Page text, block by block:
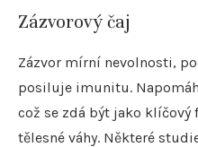
Zázvorový čaj
Zázvor mírní nevolnosti,
posiluje imunitu.
což se zdá být jako
tělesné váhy. Některé